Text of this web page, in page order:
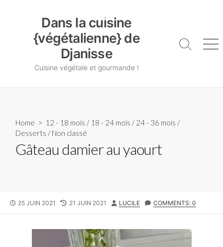
Dans la cuisine
{végétalienne} de
Djanisse
Cuisine végétale et gourmande !
Search
Home > 12 - 18 mois / 18 - 24 mois /24 - 36 mois /
Desserts /Non classé
Gâteau damier au yaourt
PUBLISHED
25 JUIN 2021
LAST
21 JUIN 2021 AUTHOR
LUCILE COMMENTS: 0